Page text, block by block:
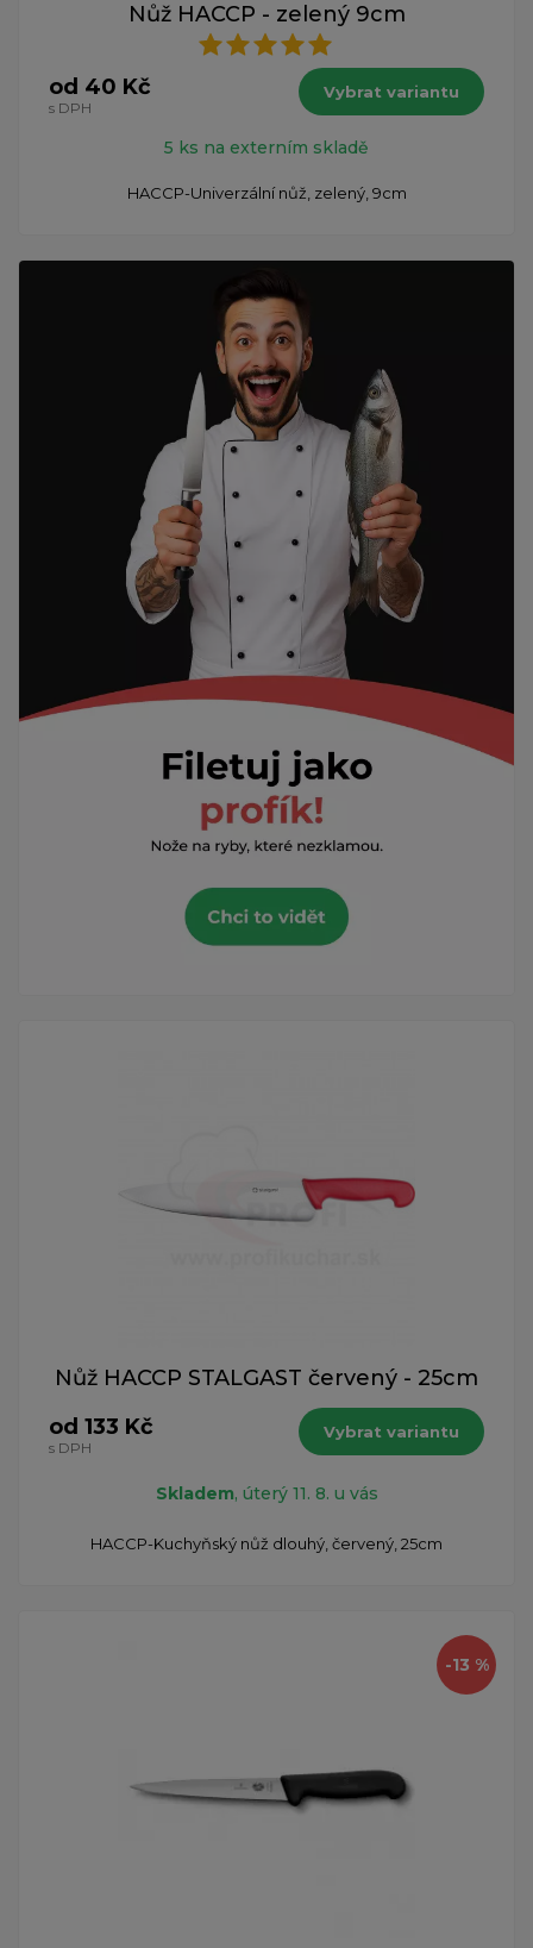
Nůž HACCP - zelený 9cm
od 40 Kč
s DPH
Vybrat variantu
5 ks na externím skladě
HACCP-Univerzální nůž, zelený, 9cm
Nůž HACCP STALGAST červený - 25cm
od 133 Kč
s DPH
Vybrat variantu
Skladem, úterý 11. 8. u vás
HACCP-Kuchyňský nůž dlouhý, červený, 25cm
-13 %